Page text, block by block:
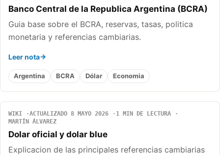
Banco Central de la Republica Argentina (BCRA)
Guia base sobre el BCRA, reservas, tasas, politica
monetaria y referencias cambiarias.
Leer nota
Argentina BCRA Dólar Economia
WIKI ACTUALIZADO 8 MAYO 2026
1 MIN DE LECTURA
MARTÍN ÁLVAREZ
Dolar oficial y dolar blue
Explicacion de las principales referencias cambiarias